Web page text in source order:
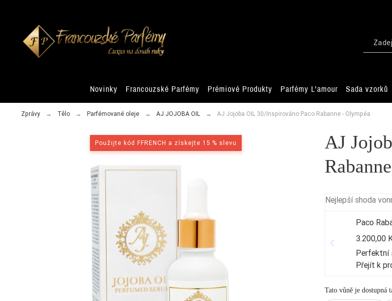
Novinky Francouzské Parfémy Prémiové Produkty Parfémy L'amour Sada vzorků
Zprávy Tělo Parfémované oleje AJ JOJOBA OIL AJ Jojoba OIL 30/Inspirováno Paco Rabanne - Olympéa
Použijte kód FFRENCH a získejte 15 % slevu
AJ
Nejlepší shoda
Paco
3.200,00
Perfektní
Přejít k
Tato vůně je dostupná